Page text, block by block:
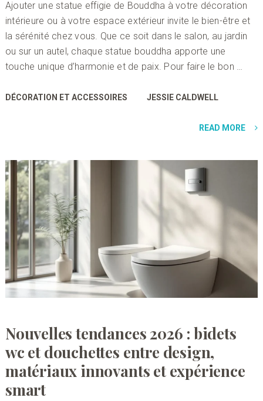
Ajouter une statue effigie de Bouddha à votre décoration
intérieure ou à votre espace extérieur invite le bien-être et
la sérénité chez vous. Que ce soit dans le salon, au jardin
ou sur un autel, chaque statue bouddha apporte une
touche unique d’harmonie et de paix. Pour faire le bon …
DÉCORATION ET ACCESSOIRES JESSIE CALDWELL
READ MORE
Nouvelles tendances 2026 : bidets
wc et douchettes entre design,
matériaux innovants et expérience
smart